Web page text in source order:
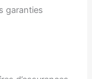
garanties